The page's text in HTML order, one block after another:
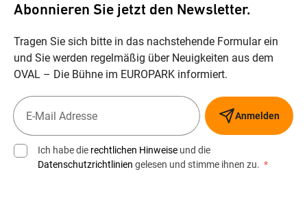
Abonnieren Sie jetzt den Newsletter.
Tragen Sie sich bitte in das nachstehende Formular ein
und Sie werden regelmäßig über Neuigkeiten aus dem
OVAL – Die Bühne im EUROPARK informiert.
Anmelden
Ich habe die rechtlichen Hinweise und die
Datenschutzrichtlinien gelesen und stimme ihnen zu. *